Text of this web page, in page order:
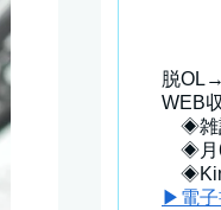
脱
WEB
◈雑
◈月6
▶電子